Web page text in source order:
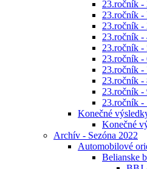
23.ročník -
23.ročník -
23.ročník -
23.ročník -
23.ročník -
23.ročník -
23.ročník -
23.ročník -
23.ročník -
23.ročník -
Konečné
Konečné
Archív - Sezóna 2022
Automobilové
Belianske